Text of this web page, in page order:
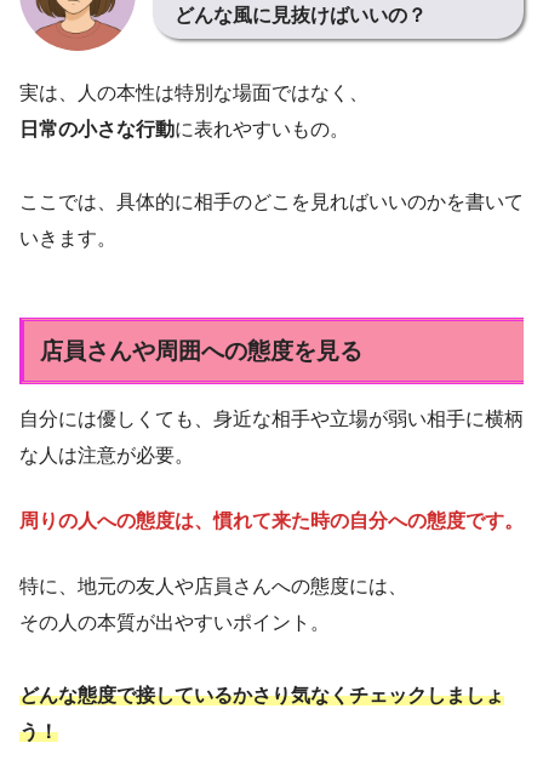
どんな風に見抜けばいいの？
実は、人の本性は特別な場面ではなく、
日常の小さな行動に表れやすいもの。
ここでは、具体的に相手のどこを見ればいいのかを書いて
いきます。
店員さんや周囲への態度を見る
自分には優しくても、身近な相手や立場が弱い相手に横柄
な人は注意が必要。
周りの人への態度は、慣れて来た時の自分への態度です。
特に、地元の友人や店員さんへの態度には、
その人の本質が出やすいポイント。
どんな態度で接しているかさり気なくチェックしましょ
う！